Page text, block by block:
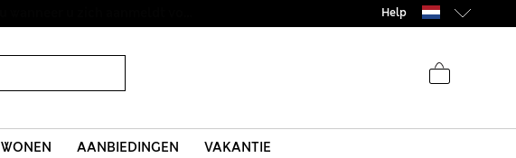
Help
WONEN AANBIEDINGEN VAKANTIE